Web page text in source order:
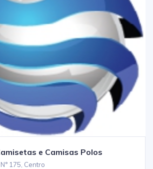
e Camisas Polos
175, Centro